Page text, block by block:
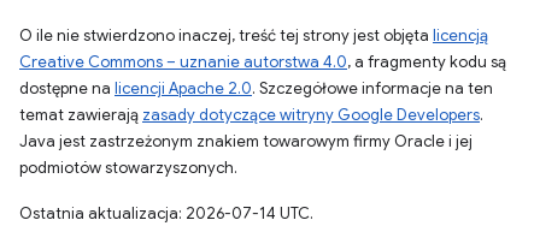
O ile nie stwierdzono inaczej, treść tej strony jest objęta licencją
Creative Commons – uznanie autorstwa 4.0, a fragmenty kodu są
dostępne na licencji Apache 2.0. Szczegółowe informacje na ten
temat zawierają zasady dotyczące witryny Google Developers.
Java jest zastrzeżonym znakiem towarowym firmy Oracle i jej
podmiotów stowarzyszonych.
Ostatnia aktualizacja: 2026-07-14 UTC.